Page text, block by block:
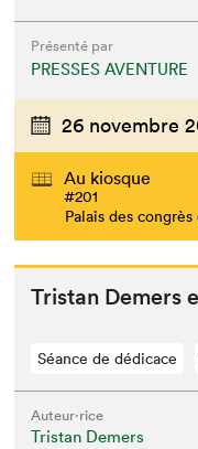
Présenté par
PRESSES AVENTURE
26 novembre
Au kiosque
#201
Palais des
Tris­tan Demers
Séance de dédicace
Auteur·rice
Tristan Demers